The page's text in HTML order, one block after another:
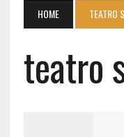
HOME TEATRO
teatro